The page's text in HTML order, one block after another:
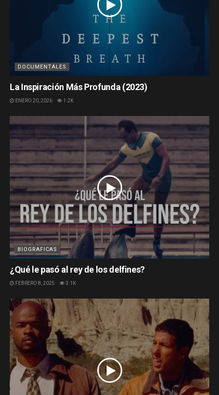
DOCUMENTALES
La Inspiración Más Profunda (2023)
ENERO 20, 2026 1.2K
BIOGRAFICAS
¿Qué le pasó al rey de los delfines?
FEBRERO 8, 2025 3.1K